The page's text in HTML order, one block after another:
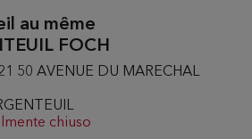
au même
FOCH
50 AVENUE DU MARECHAL
chiuso